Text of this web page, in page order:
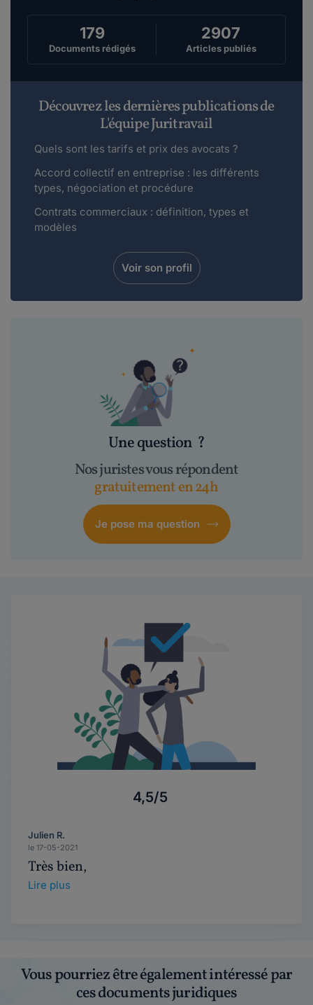
179
Documents rédigés
2907
Articles publiés
Découvrez les dernières publications de
L'équipe Juritravail
Quels sont les tarifs et prix des avocats ?
Accord collectif en entreprise : les différents
types, négociation et procédure
Contrats commerciaux : définition, types et
modèles
Voir son profil
Une question ?
Nos juristes vous répondent
gratuitement en 24h
Je pose ma question
4,5/5
Julien R.
le 17-05-2021
Très bien,
Lire plus
Vous pourriez être également intéressé par
ces documents juridiques